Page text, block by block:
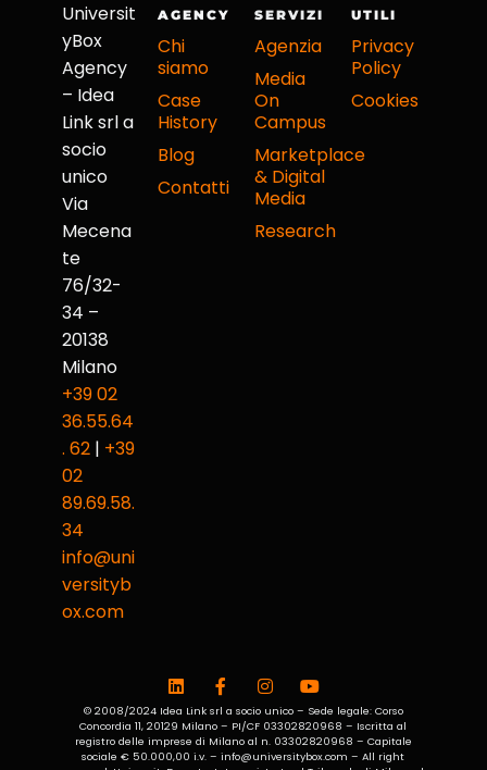
Universit
yBox
Agency
– Idea
Link srl a
socio
unico
Via
Mecena
te
76/32-
34 –
20138
Milano
+39 02
36.55.64
. 62| +39
02
89.69.58.
34
info@uni
versityb
ox.com
AGENCY
Chi
siamo
Case
History
Blog
Contatti
SERVIZI
Agenzia
Media
On
Campus
Marketplace
& Digital
Media
Research
UTILI
Privacy
Policy
Cookies
© 2008/2024 Idea Link srl a socio unico – Sede legale: Corso
Concordia 11, 20129 Milano – PI/CF 03302820968 – Iscritta al
registro delle imprese di Milano al n. 03302820968 – Capitale
sociale € 50.000,00 i.v. – info@universitybox.com – All right